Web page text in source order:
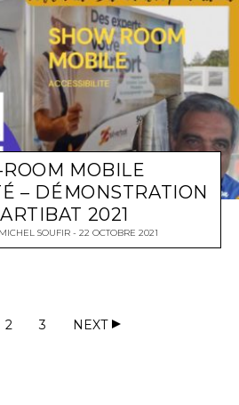
MOBILE
– DÉMONSTRATION
2021
MICHEL SOUFIR 22 OCTOBRE 2021
2 3 NEXT